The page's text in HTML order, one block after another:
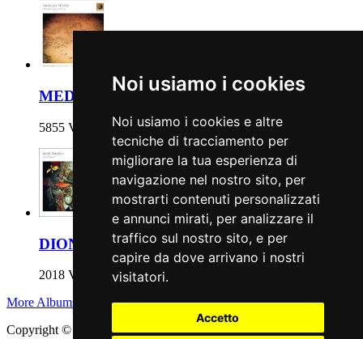
Noi usiamo i cookies
Noi usiamo i cookies e altre
tecniche di tracciamento per
migliorare la tua esperienza di
navigazione nel nostro sito, per
mostrarti contenuti personalizzati
e annunci mirati, per analizzare il
traffico sul nostro sito, e per
capire da dove arrivano i nostri
visitatori.
Accetto
MEDITERRANEAMENTE
5855 Views
DIONISIACO
2018 Views
More Albums
Copyright © 2011 - 2026 adEIdJ - Associazione delle Etichette